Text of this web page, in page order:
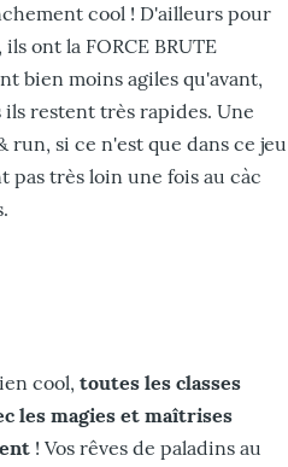
cool ! D'ailleurs pour
ont la FORCE BRUTE
bien moins agiles qu'avant,
restent très rapides. Une
si ce n'est que dans ce jeu
pas très loin une fois au càc
cool, toutes les classes
les magies et maîtrises
! Vos rêves de paladins au